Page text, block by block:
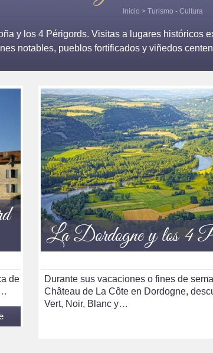
Inicio > Turismo - Cultura
y los 4 Périgords. Visitas a lugares
notables, pueblos fortificados y viñedos
de
La Dordogne y los 4
Durante sus vacaciones o fines de
Château de La Côte en Dordogne,
Vert, Noir, Blanc y…